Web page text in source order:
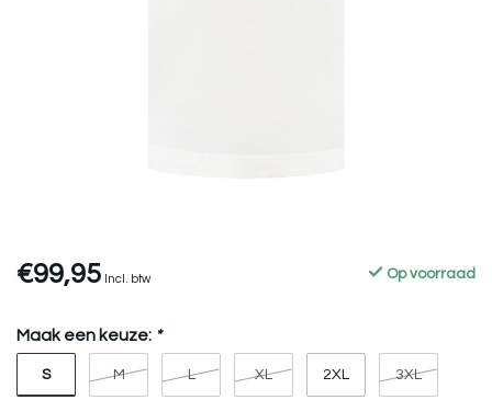
€99,95 Incl. btw Op voorraad
Maak een keuze: *
S M L XL 2XL 3XL